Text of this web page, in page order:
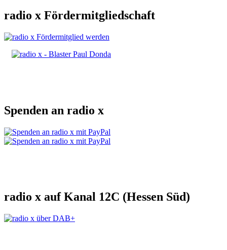
radio x Fördermitgliedschaft
Spenden an radio x
radio x auf Kanal 12C (Hessen Süd)